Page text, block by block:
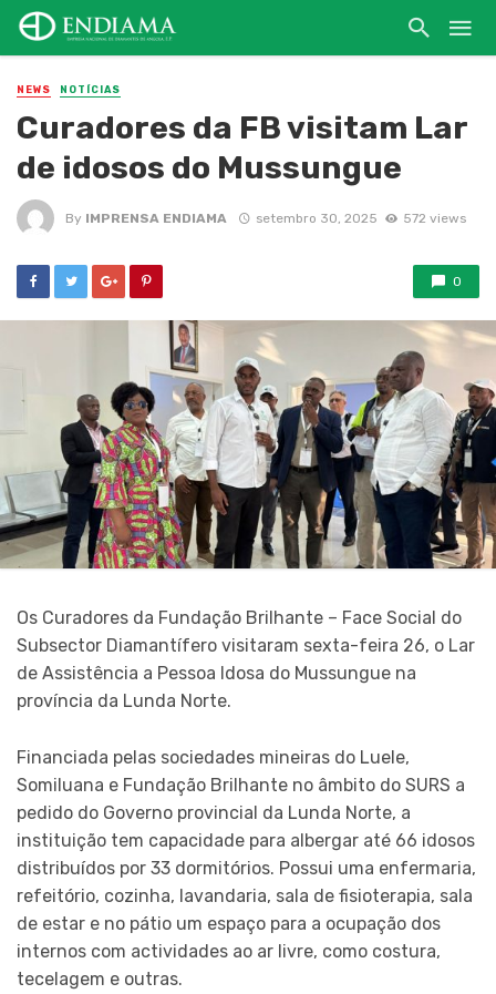
NEWS NOTÍCIAS
Curadores da FB visitam Lar
de idosos do Mussungue
By IMPRENSA ENDIAMA setembro 30, 2025 572 views
0
Os Curadores da Fundação Brilhante – Face Social do
Subsector Diamantífero visitaram sexta-feira 26, o Lar
de Assistência a Pessoa Idosa do Mussungue na
província da Lunda Norte.
Financiada pelas sociedades mineiras do Luele,
Somiluana e Fundação Brilhante no âmbito do SURS a
pedido do Governo provincial da Lunda Norte, a
instituição tem capacidade para albergar até 66 idosos
distribuídos por 33 dormitórios. Possui uma enfermaria,
refeitório, cozinha, lavandaria, sala de fisioterapia, sala
de estar e no pátio um espaço para a ocupação dos
internos com actividades ao ar livre, como costura,
tecelagem e outras.